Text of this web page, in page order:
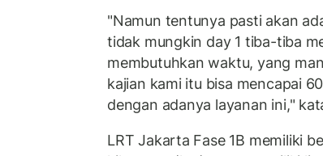
"Namun tentunya pasti akan
tidak mungkin day 1 tiba-tiba
membutuhkan waktu, yang
kajian kami itu bisa mencapai
dengan adanya layanan ini,"
LRT Jakarta Fase 1B memiliki